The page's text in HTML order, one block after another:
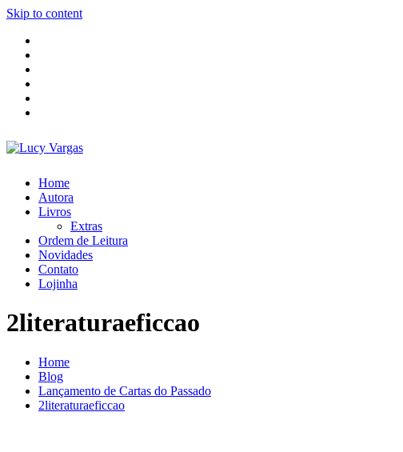
Skip to content
Home
Autora
Livros
Extras
Ordem de Leitura
Novidades
Contato
Lojinha
2literaturaeficcao
Home
Blog
Lançamento de Cartas do Passado
2literaturaeficcao